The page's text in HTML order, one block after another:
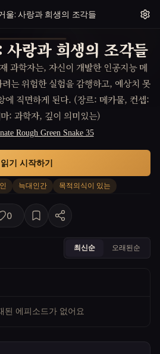
울: 사랑과 희생의 조각들
사랑과 희생의 조각들
과학자는, 자신이 개발한 인공지능 메
는 위험한 실험을 감행하고, 예상치 못
에 직면하게 된다. (장르: 메카물, 컨셉:
: 과학자, 깊이 의미있는)
Rough Green Snake 35
늑대인간 목적의식이 있는
읽기 시작하기
0
최신순 오래된순
된 에피소드가 없어요